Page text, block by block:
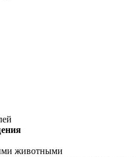
животными